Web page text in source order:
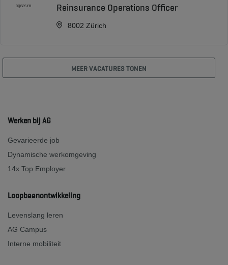
Reinsurance Operations Officer
8002 Zürich
MEER VACATURES TONEN
Werken bij AG
Gevarieerde job
Dynamische werkomgeving
14x Top Employer
Loopbaanontwikkeling
Levenslang leren
AG Campus
Interne mobiliteit